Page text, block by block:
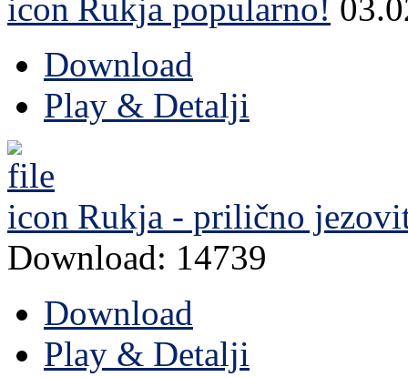
Rukja popularno!
Download
Play & Detalji
Rukja - prilično
Download: 14739
Download
Play & Detalji